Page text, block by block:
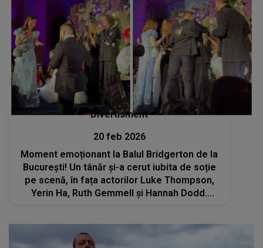
Divertisment
20 feb 2026
Moment emoționant la Balul Bridgerton de la
București! Un tânăr și-a cerut iubita de soție
pe scenă, în fața actorilor Luke Thompson,
Yerin Ha, Ruth Gemmell şi Hannah Dodd.